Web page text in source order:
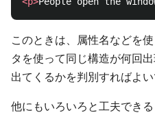
このときは、属性名などを
タを使って同じ構造が何回
出てくるかを判別すればよい
他にもいろいろと工夫でき